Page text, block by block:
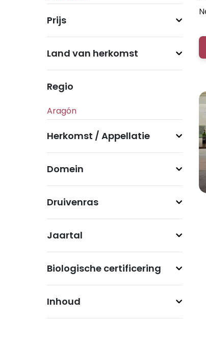
Prijs
Land van herkomst
Regio
Herkomst / Appellatie
Domein
Druivenras
Jaartal
Biologische certificering
Inhoud